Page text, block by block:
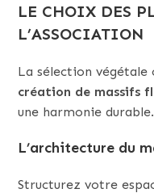
LE CHOIX DES
L’ASSOCIATION
La sélection
création de massifs
une harmonie durable.
L’architecture du
Structurez votre